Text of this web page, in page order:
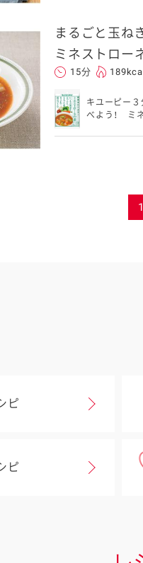
まるごと玉ね
ミネストロー
15分
キユーピー
べよう！ ミ
1
ピ
ピ